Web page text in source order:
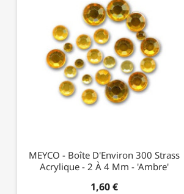
MEYCO - Boîte D'Environ 300 Strass
Acrylique - 2 À 4 Mm - 'Ambre'
1,60 €